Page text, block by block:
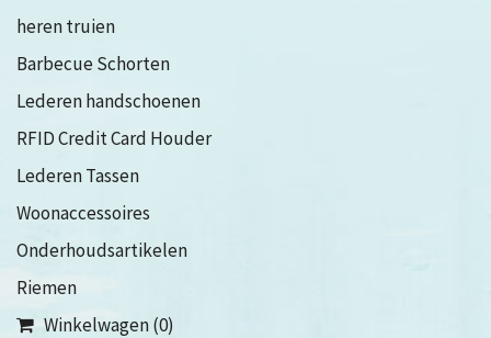
heren truien
Barbecue Schorten
Lederen handschoenen
RFID Credit Card Houder
Lederen Tassen
Woonaccessoires
Onderhoudsartikelen
Riemen
Winkelwagen (0)